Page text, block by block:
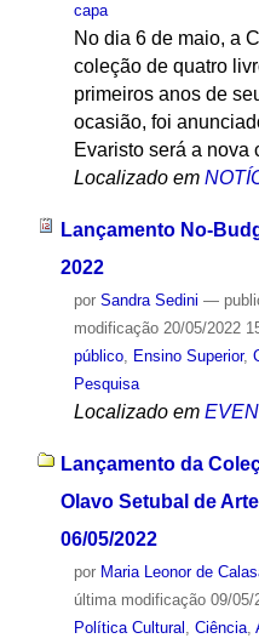
capa
No dia 6 de maio, a
coleção de quatro
primeiros anos de
ocasião, foi
Evaristo será a nova
Localizado em
Lançamento No-
2022
por Sandra Sedini —
modificação20/05/2022
público, Ensino Superior,
Pesquisa
Localizado em
Lançamento da
Olavo Setubal de
06/05/2022
por Maria Leonor de
última modificação09/05/
Política Cultural
Ciência,